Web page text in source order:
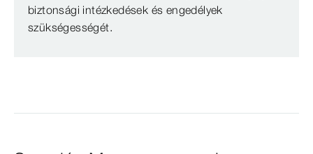
biztonsági intézkedések és engedélyek
szükségességét.